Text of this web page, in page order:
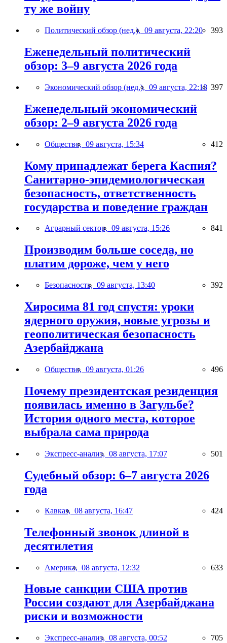
ту же войну
Политический обзор (нед.), 09 августа, 22:20 393
Еженедельный политический
обзор: 3–9 августа 2026 года
Экономический обзор (нед.), 09 августа, 22:18 397
Еженедельный экономический
обзор: 2–9 августа 2026 года
Общество, 09 августа, 15:34 412
Кому принадлежат берега Каспия?
Санитарно-эпидемиологическая
безопасность, ответственность
государства и поведение граждан
Аграрный сектор, 09 августа, 15:26 841
Производим больше соседа, но
платим дороже, чем у него
Безопасность, 09 августа, 13:40 392
Хиросима 81 год спустя: уроки
ядерного оружия, новые угрозы и
геополитическая безопасность
Азербайджана
Общество, 09 августа, 01:26 496
Почему президентская резиденция
появилась именно в Загульбе?
История одного места, которое
выбрала сама природа
Экспресс-анализ, 08 августа, 17:07 501
Судебный обзор: 6–7 августа 2026
года
Кавказ, 08 августа, 16:47 424
Телефонный звонок длиной в
десятилетия
Америка, 08 августа, 12:32 633
Новые санкции США против
России создают для Азербайджана
риски и возможности
Экспресс-анализ, 08 августа, 00:52 705